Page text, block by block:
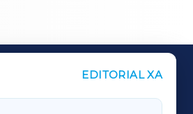
EDITORIAL XA